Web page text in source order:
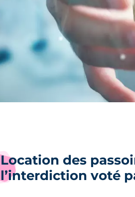
Location des
l’interdiction voté